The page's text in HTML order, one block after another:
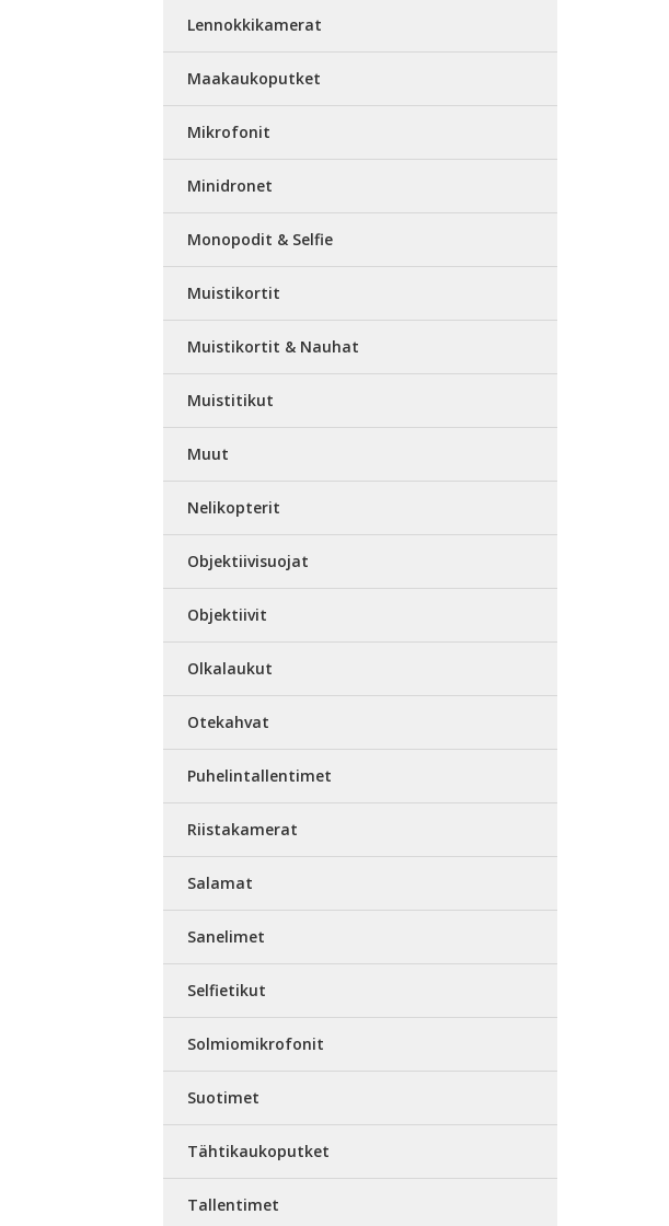
Lennokkikamerat
Maakaukoputket
Mikrofonit
Minidronet
Monopodit & Selfie
Muistikortit
Muistikortit & Nauhat
Muistitikut
Muut
Nelikopterit
Objektiivisuojat
Objektiivit
Olkalaukut
Otekahvat
Puhelintallentimet
Riistakamerat
Salamat
Sanelimet
Selfietikut
Solmiomikrofonit
Suotimet
Tähtikaukoputket
Tallentimet